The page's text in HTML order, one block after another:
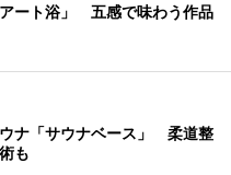
ート浴」 五感で味わう作品
ナ「サウナベース」 柔道整
も